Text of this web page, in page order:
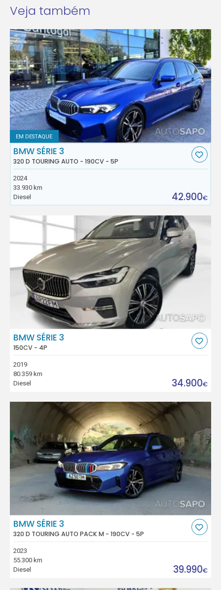
Veja também
EM DESTAQUE
BMW SÉRIE 3
320 D TOURING AUTO - 190CV - 5P
2024
33.930 km
Diesel
42.900€
BMW SÉRIE 3
150CV - 4P
2019
80.359 km
Diesel
34.900€
BMW SÉRIE 3
320 D TOURING AUTO PACK M - 190CV - 5P
2023
55.300 km
Diesel
39.990€